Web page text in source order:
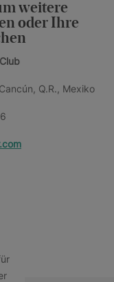
weitere
oder Ihre
Q.R., Mexiko